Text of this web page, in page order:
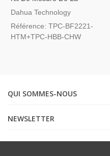
Température Corporelle
Dahua Technology
Référence: TPC-BF2221-
HTM+TPC-HBB-CHW
QUI SOMMES-NOUS
NEWSLETTER